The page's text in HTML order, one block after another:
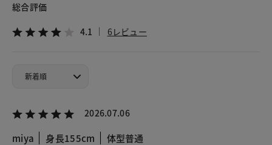
総合評価
4.1 6レビュー
2026.07.06
miya 身長155cm 体型普通